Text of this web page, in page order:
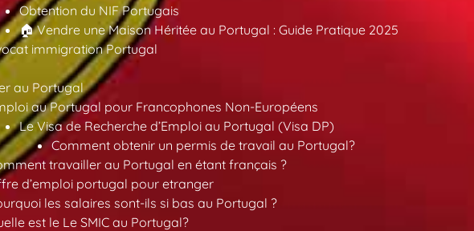
Obtention du NIF Portugais
🏠 Vendre une Maison Héritée au Portugal : Guide Pratique 2025
immigration Portugal
au Portugal
au Portugal pour Francophones Non-Européens
Le Visa de Recherche d’Emploi au Portugal (Visa DP)
Comment obtenir un permis de travail au Portugal?
travailler au Portugal en étant français ?
d’emploi portugal pour etranger
les salaires sont-ils si bas au Portugal ?
est le Le SMIC au Portugal?